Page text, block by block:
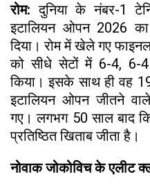
रोम: दुनिया के नंबर-1
इटालियन ओपन 2026
दिया। रोम में खेले गए
को सीधे सेटों में 6-4, 6-
किया। इसके साथ ही वह
इटालियन ओपन जीतने
गए। लगभग 50 साल बाद
प्रतिष्ठित खिताब जीता है।
नोवाक जोकोविच के एलीट